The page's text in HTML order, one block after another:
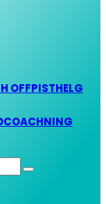
OFFPISTHELG